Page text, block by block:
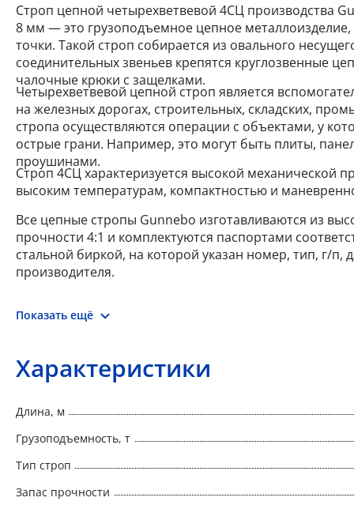
Строп цепной четырехветвевой 4СЦ производства
8 мм — это грузоподъемное цепное
точки. Такой строп собирается из овального
соединительных звеньев крепятся круглозвенные
чалочные крюки с защелками.
Четырехветвевой цепной строп является
на железных дорогах, строительных, складских,
стропа осуществляются операции с объектами, у
острые грани. Например, это могут быть плиты,
проушинами.
Строп 4СЦ характеризуется высокой механической
высоким температурам, компактностью и
Все цепные стропы Gunnebo изготавливаются из
прочности 4:1 и комплектуются паспортами
стальной биркой, на которой указан номер, тип, г/
производителя.
Показать ещё
Характеристики
Длина, м
Грузоподъемность, т
Тип строп
Запас прочности